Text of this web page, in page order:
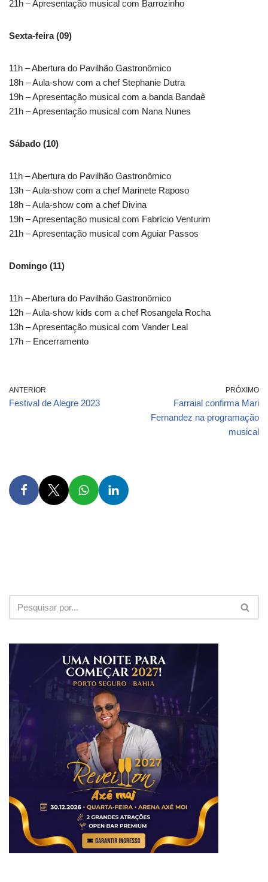
21h – Apresentação musical com Barrozinho
Sexta-feira (09)
11h – Abertura do Pavilhão Gastronômico
18h – Aula-show com a chef Stephanie Dutra
19h – Apresentação musical com a banda Bandaê
21h – Apresentação musical com Nana Nunes
Sábado (10)
11h – Abertura do Pavilhão Gastronômico
13h – Aula-show com a chef Marinete Raposo
18h – Aula-show com a chef Divina
19h – Apresentação musical com Fabrício Venturim
21h – Apresentação musical com Aguiar Passos
Domingo (11)
11h – Abertura do Pavilhão Gastronômico
12h – Aula-show kids com a chef Rosangela Rocha
13h – Apresentação musical com Vander Leal
17h – Encerramento
ANTERIOR
Festival de Alegre 2023
PRÓXIMO
Farraial confirma Mari
Fernandez na programação
musical